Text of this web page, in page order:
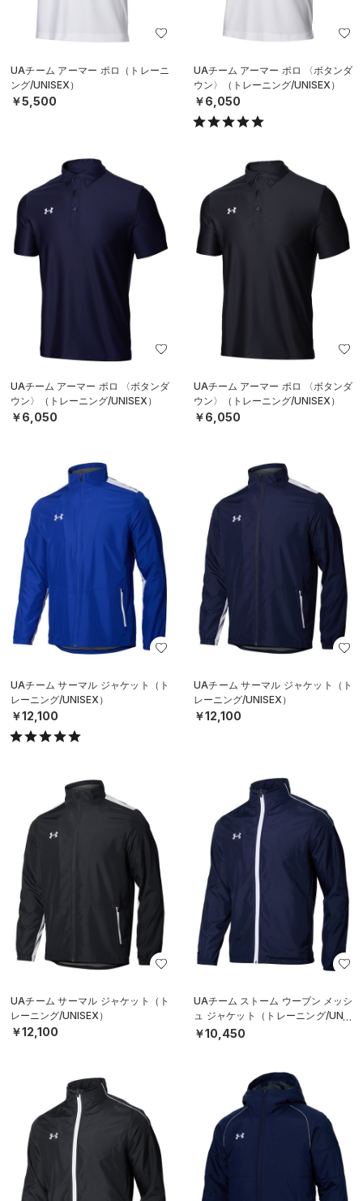
UAチーム アーマー ポロ（トレーニ
ング/UNISEX）
￥5,500
UAチーム アーマー ポロ 〈ボタンダ
ウン〉（トレーニング/UNISEX）
￥6,050
UAチーム アーマー ポロ 〈ボタンダ
ウン〉（トレーニング/UNISEX）
￥6,050
UAチーム アーマー ポロ 〈ボタンダ
ウン〉（トレーニング/UNISEX）
￥6,050
UAチーム サーマル ジャケット（ト
レーニング/UNISEX）
￥12,100
UAチーム サーマル ジャケット（ト
レーニング/UNISEX）
￥12,100
UAチーム サーマル ジャケット（ト
レーニング/UNISEX）
￥12,100
UAチーム ストーム ウーブン メッシ
ュ ジャケット（トレーニング/UNIS
EX）
￥10,450